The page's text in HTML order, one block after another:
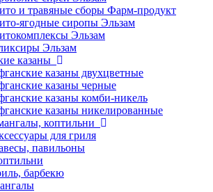
и травяные сборы Фарм-продукт
ягодные сиропы Эльзам
Эльзам
Эльзам
казаны
казаны двухцветные
казаны черные
казаны комби-никель
казаны никелированные
коптильни
для гриля
павильоны
барбекю